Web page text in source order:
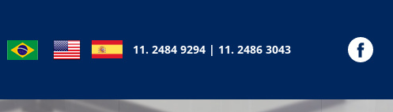
11. 2484 9294 | 11. 2486 3043